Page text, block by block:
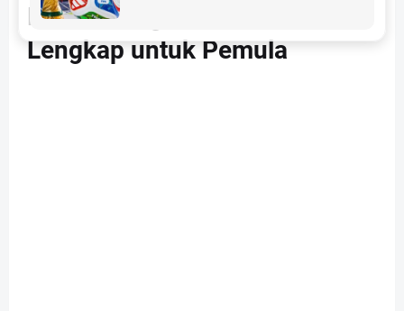
Dibuat dengan Java: Panduan
Lengkap untuk Pemula